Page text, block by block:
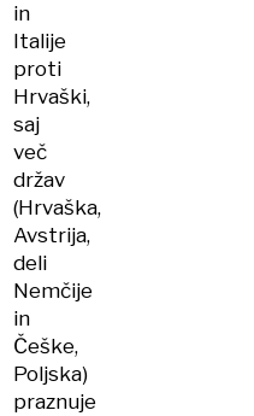
in
Italije
proti
Hrvaški,
saj
več
držav
(Hrvaška,
Avstrija,
deli
Nemčije
in
Češke,
Poljska)
praznuje